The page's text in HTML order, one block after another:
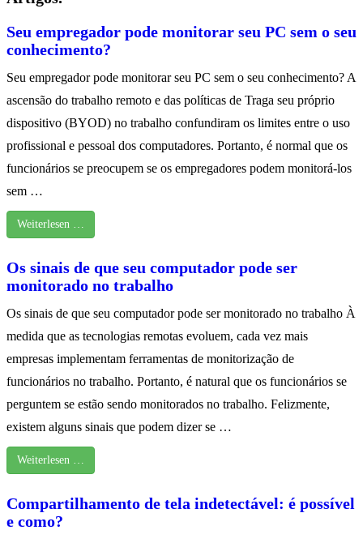
Seu empregador pode monitorar seu PC sem o seu
conhecimento?
Seu empregador pode monitorar seu PC sem o seu conhecimento? A
ascensão do trabalho remoto e das políticas de Traga seu próprio
dispositivo (BYOD) no trabalho confundiram os limites entre o uso
profissional e pessoal dos computadores. Portanto, é normal que os
funcionários se preocupem se os empregadores podem monitorá-los
sem …
Weiterlesen …
Os sinais de que seu computador pode ser
monitorado no trabalho
Os sinais de que seu computador pode ser monitorado no trabalho À
medida que as tecnologias remotas evoluem, cada vez mais
empresas implementam ferramentas de monitorização de
funcionários no trabalho. Portanto, é natural que os funcionários se
perguntem se estão sendo monitorados no trabalho. Felizmente,
existem alguns sinais que podem dizer se …
Weiterlesen …
Compartilhamento de tela indetectável: é possível
e como?